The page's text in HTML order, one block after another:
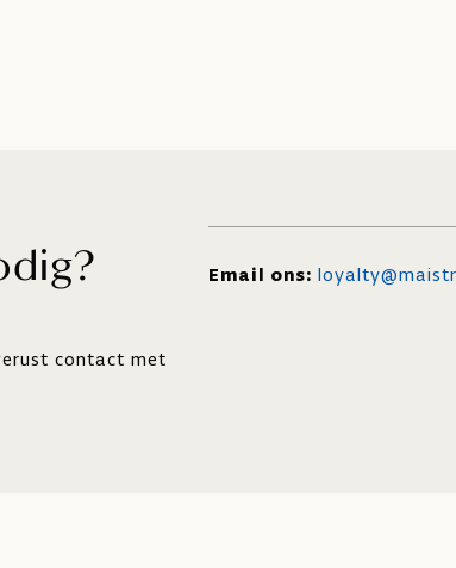
contact met
Email ons: